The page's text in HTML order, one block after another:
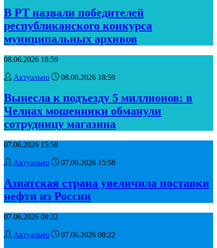
В РТ назвали победителей
республиканского конкурса
муниципальных архивов
08.06.2026 18:59
Актуально 08.06.2026 18:59
Вынесла к подъезду 5 миллионов: в
Челнах мошенники обманули
сотрудницу магазина
07.06.2026 15:58
Актуально 07.06.2026 15:58
Азиатская страна увеличила поставки
нефти из России
07.06.2026 08:22
Актуально 07.06.2026 08:22